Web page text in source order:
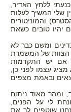
נכנעתי ללחץ האדיר,
שלי המשיך לעלות
והמוניטורים
יהיו טובים כשאת
ומשם כבר לא
הצוות של המשמרת
אם יש התקדמות
עצמו לפני כן,
ובאמת מצפים
ומהר מאוד ניתוח
לי על הפנים,
שוטפים לך את